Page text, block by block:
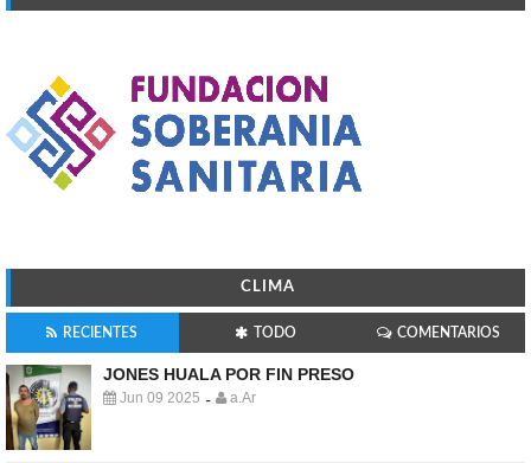
CLIMA
RECIENTES TODO COMENTARIOS
JONES HUALA POR FIN PRESO
Jun 09 2025 - a.Ar